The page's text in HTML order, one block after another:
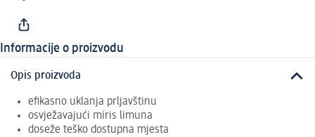
Informacije o proizvodu
Opis proizvoda
efikasno uklanja prljavštinu
osvježavajući miris limuna
doseže teško dostupna mjesta